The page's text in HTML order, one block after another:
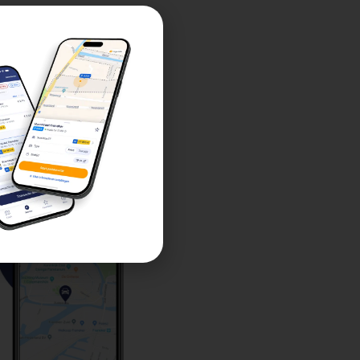
De Lawei worden
kopen. Gek op
in een
kunnen hun hart
een hoop leuke